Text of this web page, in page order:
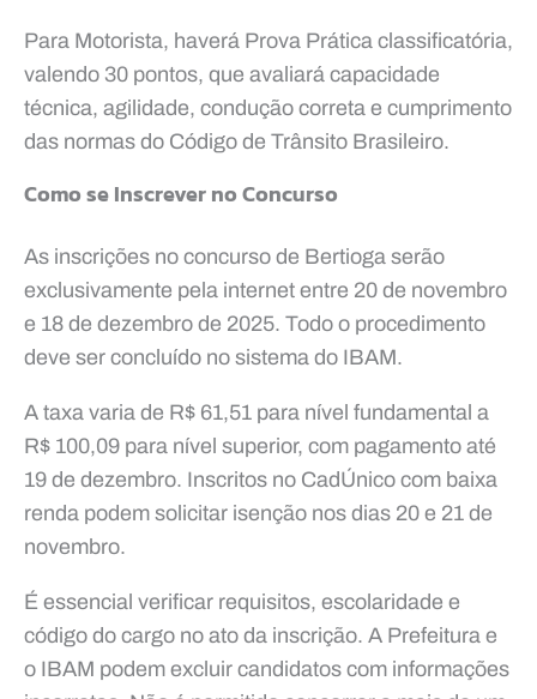
Para Motorista, haverá Prova Prática classificatória,
valendo 30 pontos, que avaliará capacidade
técnica, agilidade, condução correta e cumprimento
das normas do Código de Trânsito Brasileiro.
Como se Inscrever no Concurso
As inscrições no concurso de Bertioga serão
exclusivamente pela internet entre 20 de novembro
e 18 de dezembro de 2025. Todo o procedimento
deve ser concluído no sistema do IBAM.
A taxa varia de R$ 61,51 para nível fundamental a
R$ 100,09 para nível superior, com pagamento até
19 de dezembro. Inscritos no CadÚnico com baixa
renda podem solicitar isenção nos dias 20 e 21 de
novembro.
É essencial verificar requisitos, escolaridade e
código do cargo no ato da inscrição. A Prefeitura e
o IBAM podem excluir candidatos com informações